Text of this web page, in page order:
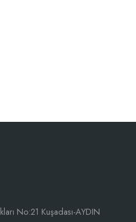
No:21 Kuşadası-AYDIN